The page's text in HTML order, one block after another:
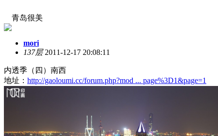
青岛很美
mori
137层2011-12-17 20:08:11
内透季（四）南西
地址： http://gaoloumi.cc/forum.php?mod ... page%3D1&page=1